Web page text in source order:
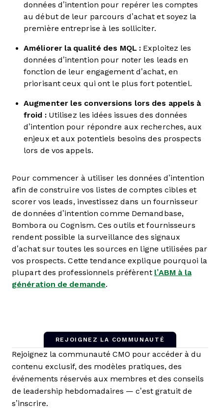
données d’intention pour repérer les comptes
au début de leur parcours d’achat et soyez la
première entreprise à les solliciter.
Améliorer la qualité des MQL : Exploitez les
données d’intention pour noter les leads en
fonction de leur engagement d’achat, en
priorisant ceux qui ont le plus fort potentiel.
Augmenter les conversions lors des appels à
froid :Utilisez les idées issues des données
d’intention pour répondre aux recherches, aux
enjeux et aux potentiels besoins des prospects
lors de vos appels.
Pour commencer à utiliser les données d’intention
afin de construire vos listes de comptes cibles et
scorer vos leads, investissez dans un fournisseur
de données d’intention comme Demandbase,
Bombora ou Cognism. Ces outils et fournisseurs
rendent possible la surveillance des signaux
d’achat sur toutes les sources en ligne utilisées par
vos prospects. Cette tendance explique pourquoi la
plupart des professionnels préfèrent l’ABM à la
génération de demande.
REJOIGNEZ LA COMMUNAUTÉ
Rejoignez la communauté CMO pour accéder à du
contenu exclusif, des modèles pratiques, des
événements réservés aux membres et des conseils
de leadership hebdomadaires — c’est gratuit de
s’inscrire.